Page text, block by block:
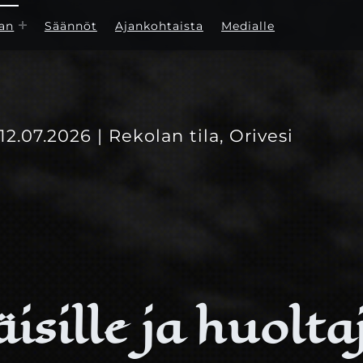
Säännöt Ajankohtaista Medialle
| Rekolan tila, Orivesi
ja